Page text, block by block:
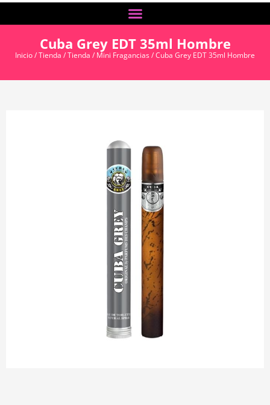
Cuba Grey EDT 35ml Hombre
Inicio/Tienda /Tienda / Mini Fragancias/ Cuba Grey EDT 35ml Hombre